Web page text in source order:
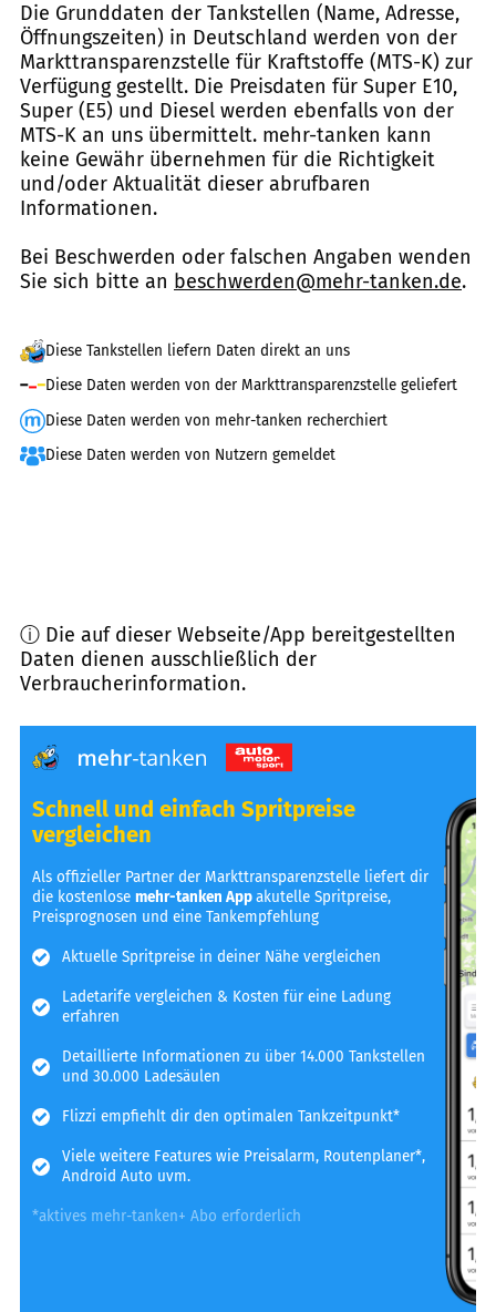
Die Grunddaten der Tankstellen (Name, Adresse,
Öffnungszeiten) in Deutschland werden von der
Markttransparenzstelle für Kraftstoffe (MTS-K) zur
Verfügung gestellt. Die Preisdaten für Super E10,
Super (E5) und Diesel werden ebenfalls von der
MTS-K an uns übermittelt. mehr-tanken kann
keine Gewähr übernehmen für die Richtigkeit
und/oder Aktualität dieser abrufbaren
Informationen.
Bei Beschwerden oder falschen Angaben wenden
Sie sich bitte an beschwerden@mehr-tanken.de.
Diese Tankstellen liefern Daten direkt an uns
Diese Daten werden von der Markttransparenzstelle geliefert
Diese Daten werden von mehr-tanken recherchiert
Diese Daten werden von Nutzern gemeldet
ⓘ Die auf dieser Webseite/App bereitgestellten
Daten dienen ausschließlich der
Verbraucherinformation.
Schnell und einfach Spritpreise
vergleichen
Als offizieller Partner der Markttransparenzstelle liefert dir
die kostenlosemehr-tanken Appakutelle Spritpreise,
Preisprognosen und eine Tankempfehlung
Aktuelle Spritpreise in deiner Nähe vergleichen
Ladetarife vergleichen & Kosten für eine Ladung
erfahren
Detaillierte Informationen zu über 14.000 Tankstellen
und 30.000 Ladesäulen
Flizzi empfiehlt dir den optimalen Tankzeitpunkt*
Viele weitere Features wie Preisalarm, Routenplaner*,
Android Auto uvm.
*aktives mehr-tanken+ Abo erforderlich